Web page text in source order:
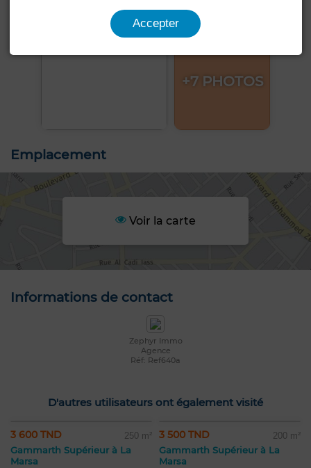
+7 PHOTOS
Emplacement
Voir la carte
Informations de contact
Zephyr Immo
Agence
Réf: Ref640a
D'autres utilisateurs ont également visité
3 600 TND 250 m²
Gammarth Supérieur à La
Marsa
3 500 TND 200 m²
Gammarth Supérieur à La
Marsa
Accepter